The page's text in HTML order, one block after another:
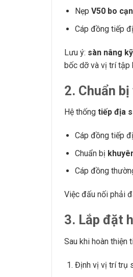
Nẹp V50 bo
Cáp đồng tiếp
Lưu ý: sàn nâng
bốc dỡ và vị trí tập
2. Chuẩn
Hệ thống tiếp địa
Cáp đồng tiếp
Chuẩn bị
Cáp đồng
Việc đấu nối phải
3. Lắp đặt
Sau khi hoàn thiện
Định vị vị trí trụ